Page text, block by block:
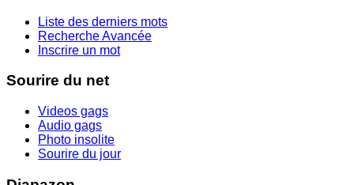
Liste des derniers mots
Recherche Avancée
Inscrire un mot
Sourire du net
Videos gags
Audio gags
Photo insolite
Sourire du jour